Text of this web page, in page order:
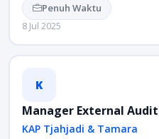
Penuh Waktu
8 Jul 2025
K
Manager External Audit
KAP Tjahjadi & Tamara